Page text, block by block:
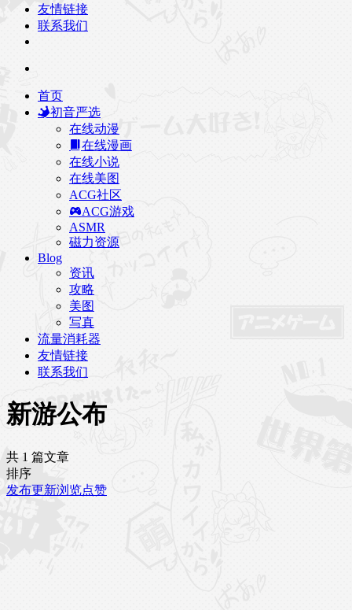
友情链接
联系我们
首页
初音严选
在线动漫
在线漫画
在线小说
在线美图
ACG社区
ACG游戏
ASMR
磁力资源
Blog
资讯
攻略
美图
写真
流量消耗器
友情链接
联系我们
新游公布
共 1 篇文章
排序
发布更新浏览点赞